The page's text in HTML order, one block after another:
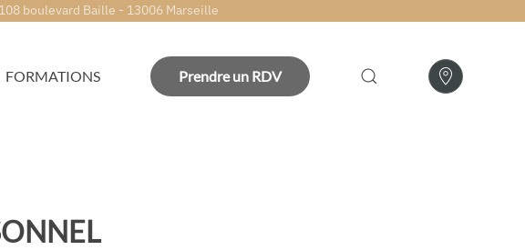
boulevard Baille - 13006 Marseille
FORMATIONS Prendre un RDV